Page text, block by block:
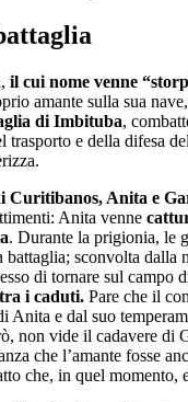
il cui nome venne
amante sulla sua
di Imbituba,
trasporto e della difesa
Curitibanos, Anita e
Anita venne
. Durante la prigionia, le
battaglia; sconvolta dalla
di tornare sul campo
i caduti. Pare che il
Anita e dal suo
non vide il cadavere di
che l’amante fosse
che, in quel momento,